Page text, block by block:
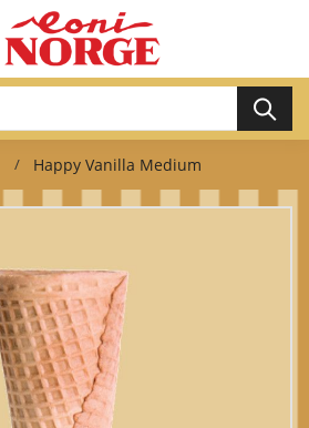
Happy Vanilla Medium